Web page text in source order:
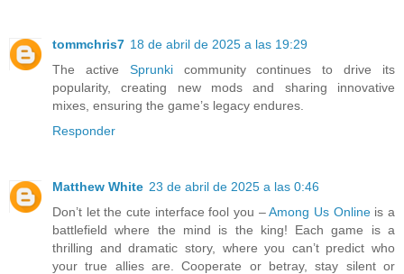
tommchris7 18 de abril de 2025 a las 19:29
The active Sprunkicommunity continues to drive its
popularity, creating new mods and sharing innovative
mixes, ensuring the game’s legacy endures.
Responder
Matthew White 23 de abril de 2025 a las 0:46
Don’t let the cute interface fool you –Among Us Onlineis a
battlefield where the mind is the king! Each game is a
thrilling and dramatic story, where you can’t predict who
your true allies are. Cooperate or betray, stay silent or